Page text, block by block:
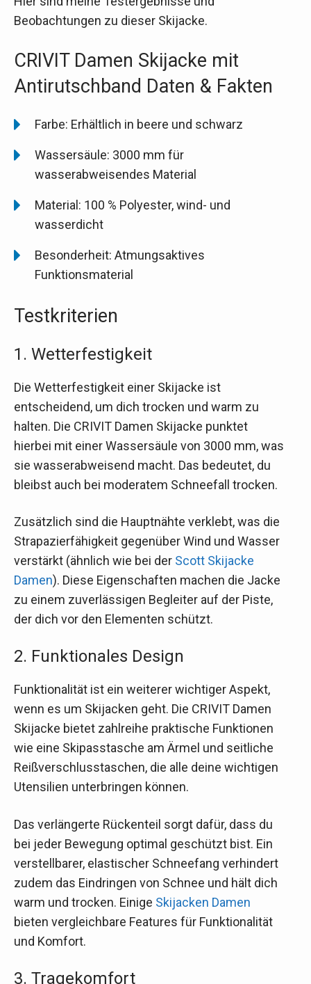
Beobachtungen zu dieser Skijacke.
CRIVIT Damen Skijacke mit
Antirutschband Daten & Fakten
Farbe: Erhältlich in beere und schwarz
Wassersäule: 3000 mm für
wasserabweisendes Material
Material: 100 % Polyester, wind- und
wasserdicht
Besonderheit: Atmungsaktives
Funktionsmaterial
Testkriterien
1. Wetterfestigkeit
Die Wetterfestigkeit einer Skijacke ist
entscheidend, um dich trocken und warm zu
halten. Die CRIVIT Damen Skijacke punktet
hierbei mit einer Wassersäule von 3000 mm, was
sie wasserabweisend macht. Das bedeutet, du
bleibst auch bei moderatem Schneefall trocken.
Zusätzlich sind die Hauptnähte verklebt, was die
Strapazierfähigkeit gegenüber Wind und Wasser
verstärkt (ähnlich wie bei der Scott Skijacke
Damen). Diese Eigenschaften machen die Jacke
zu einem zuverlässigen Begleiter auf der Piste,
der dich vor den Elementen schützt.
2. Funktionales Design
Funktionalität ist ein weiterer wichtiger Aspekt,
wenn es um Skijacken geht. Die CRIVIT Damen
Skijacke bietet zahlreihe praktische Funktionen
wie eine Skipasstasche am Ärmel und seitliche
Reißverschlusstaschen, die alle deine wichtigen
Utensilien unterbringen können.
Das verlängerte Rückenteil sorgt dafür, dass du
bei jeder Bewegung optimal geschützt bist. Ein
verstellbarer, elastischer Schneefang verhindert
zudem das Eindringen von Schnee und hält dich
warm und trocken. Einige Skijacken Damen
bieten vergleichbare Features für Funktionalität
und Komfort.
3. Tragekomfort